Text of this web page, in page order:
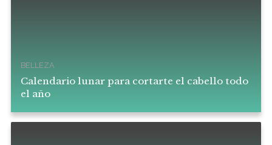
BELLEZA
Calendario lunar para cortarte el cabello todo
el año